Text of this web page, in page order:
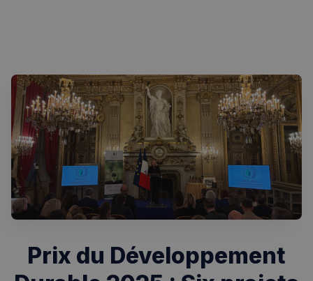
Prix du Développement